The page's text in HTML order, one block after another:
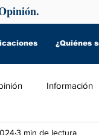
¿Quiénes
Información
3 min de lectura